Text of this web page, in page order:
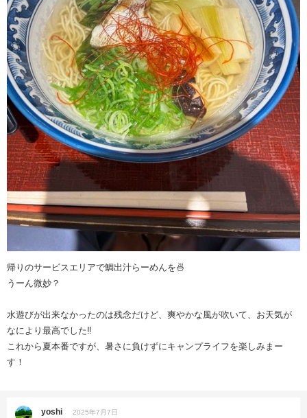
帰りのサービスエリアで鯛出汁らーめんを🍜
うーん微妙？
水遊びが出来なかったのは残念だけど、爽やかな風が吹いて、お天気が
なにより最高でした‼️
これから夏本番ですが、暑さに負けずにキャンプライフを楽しみまー
す！
yoshi 2025年7月7日